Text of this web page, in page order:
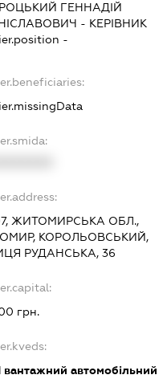
ГЕННАДІЙ
- КЕРІВНИК
-
ЖИТОМИРСЬКА ОБЛ.,
КОРОЛЬОВСЬКИЙ,
РУДАНСЬКА, 36
грн.
вантажний автомобільний